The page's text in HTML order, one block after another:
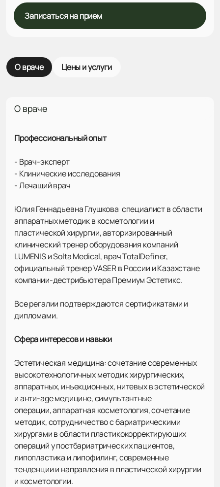
Записаться на прием
О враче Цены и услуги
О враче
Профессиональный опыт
- Врач-эксперт
- Клинические исследования
- Лечащий врач
Юлия Геннадьевна Глушкова специалист в области
аппаратных методик в косметологии и
пластической хирургии, авторизированный
клинический тренер оборудования компаний
LUMENIS и Solta Medical, врач TotalDefiner,
официальный тренер VASER в России и Казахстане
компании-дестрибьютера Премиум Эстетикс.
Все регалии подтверждаются сертификатами и
дипломами.
Сфера интересов и навыки
Эстетическая медицина: сочетание современных
высокотехнологичных методик хирургических,
аппаратных, инъекционных, нитевых в эстетической
и анти-age медицине, симультантные
операции, аппаратная косметология, сочетание
методик, сотрудничество с бариатрическими
хирургами в области пластикокорректируюших
операций у постбариатрических пациентов,
липопластика и липофилинг, современные
тенденции и направления в пластической хирургии
и косметологии.